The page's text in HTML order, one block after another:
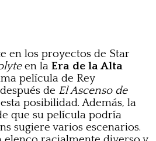
en los proyectos de Star
en la Era de la Alta
película de Rey
de El Ascenso de
posibilidad. Además, la
que su película podría
sugiere varios escenarios.